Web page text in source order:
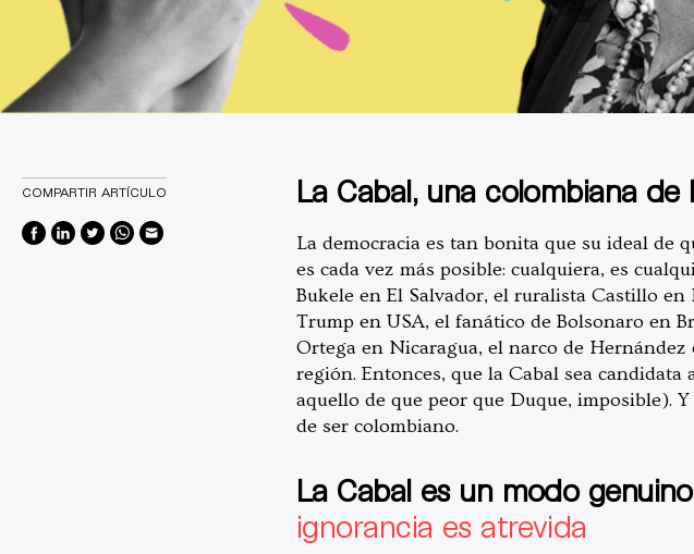
La Cabal, una colombiana de
La democracia es tan bonita que su ideal de
es cada vez más posible: cualquiera, es
Bukele en El Salvador, el ruralista Castillo en
Trump en USA, el fanático de Bolsonaro en
Ortega en Nicaragua, el narco de
región. Entonces, que la Cabal sea
aquello de que peor que Duque, imposible).
de ser colombiano.
La Cabal es un modo
ignorancia es atrevida
COMPARTIR ARTÍCULO